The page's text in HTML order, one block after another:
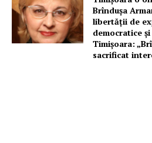
PRESShub
Brîndușa
libertății de
democratice
Timișoara:
sacrificat